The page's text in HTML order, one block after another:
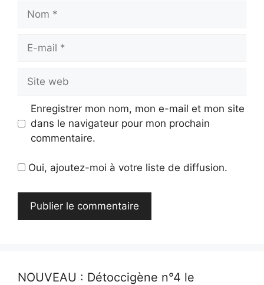
mail
web
Enregistrer mon nom, mon e-mail et mon site
dans le navigateur pour mon prochain
commentaire.
Oui, ajoutez-moi à votre liste de diffusion.
NOUVEAU : Détoccigène n°4 le